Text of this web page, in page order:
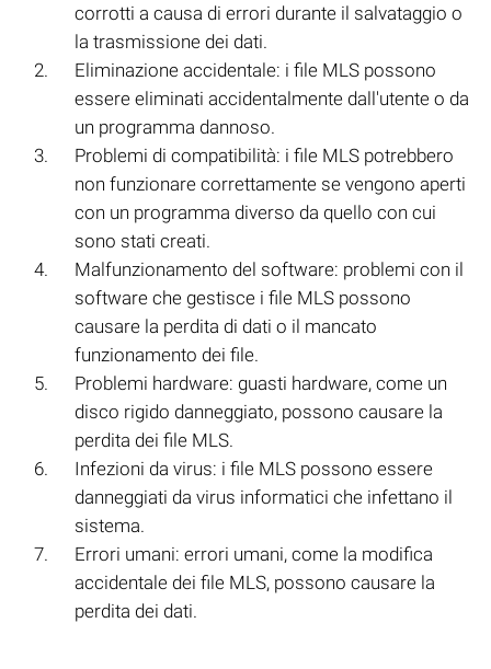
corrotti a causa di errori durante il salvataggio o
la trasmissione dei dati.
Eliminazione accidentale: i file MLS possono
essere eliminati accidentalmente dall'utente o da
un programma dannoso.
Problemi di compatibilità: i file MLS potrebbero
non funzionare correttamente se vengono aperti
con un programma diverso da quello con cui
sono stati creati.
Malfunzionamento del software: problemi con il
software che gestisce i file MLS possono
causare la perdita di dati o il mancato
funzionamento dei file.
Problemi hardware: guasti hardware, come un
disco rigido danneggiato, possono causare la
perdita dei file MLS.
Infezioni da virus: i file MLS possono essere
danneggiati da virus informatici che infettano il
sistema.
Errori umani: errori umani, come la modifica
accidentale dei file MLS, possono causare la
perdita dei dati.